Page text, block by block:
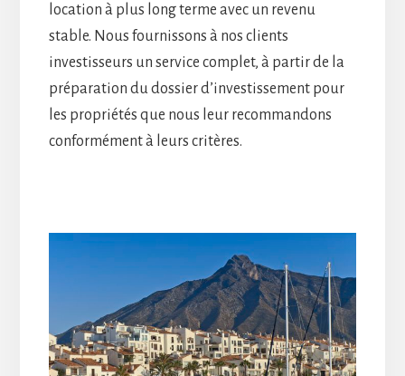
location à plus long terme avec un revenu
stable. Nous fournissons à nos clients
investisseurs un service complet, à partir de la
préparation du dossier d’investissement pour
les propriétés que nous leur recommandons
conformément à leurs critères.